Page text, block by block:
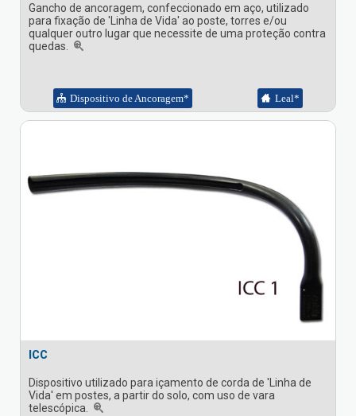
Gancho de ancoragem, confeccionado em aço, utilizado
para fixação de 'Linha de Vida' ao poste, torres e/ou
qualquer outro lugar que necessite de uma proteção contra
quedas.
Dispositivo de Ancoragem* Leal*
ICC
Dispositivo utilizado para içamento de corda de 'Linha de
Vida' em postes, a partir do solo, com uso de vara
telescópica.